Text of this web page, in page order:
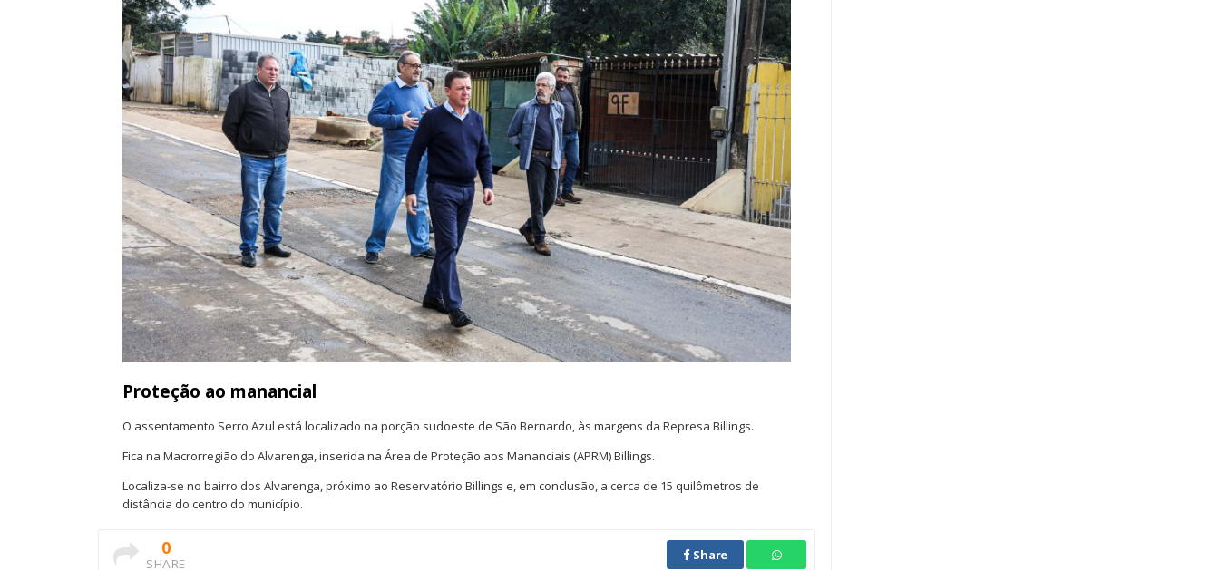
Proteção ao manancial
O assentamento Serro Azul está localizado na porção sudoeste de São Bernardo, às margens da Represa Billings.
Fica na Macrorregião do Alvarenga, inserida na Área de Proteção aos Mananciais (APRM) Billings.
Localiza-se no bairro dos Alvarenga, próximo ao Reservatório Billings e, em conclusão, a cerca de 15 quilômetros de
distância do centro do município.
0
SHARE
Share